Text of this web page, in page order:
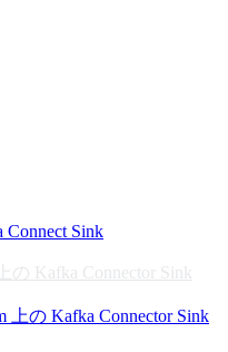
Connect Sink
の Kafka Connector Sink
上の Kafka Connector Sink